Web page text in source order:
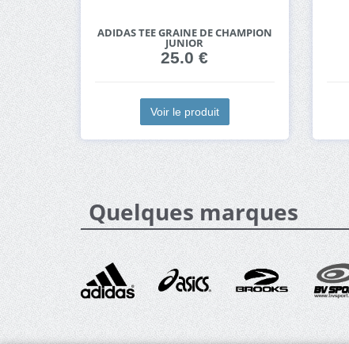
ADIDAS TEE GRAINE DE CHAMPION
JUNIOR
25.0 €
Voir le produit
Quelques marques